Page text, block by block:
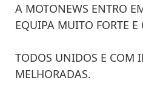
A MOTONEWS ENTRO
EQUIPA MUITO FORTE E
TODOS UNIDOS E COM
MELHORADAS.